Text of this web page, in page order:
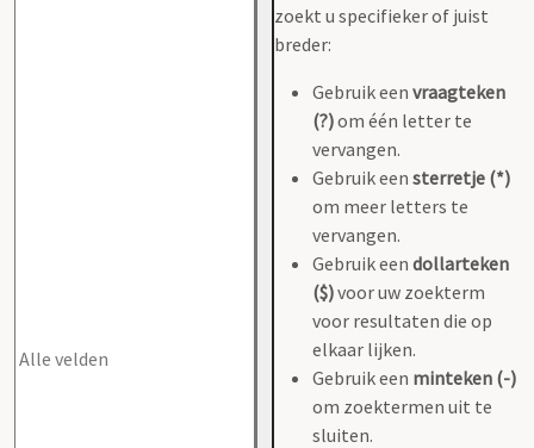
zoekt u specifieker of juist
breder:
Gebruik een vraagteken
(?)om één letter te
vervangen.
Gebruik een sterretje (*)
om meer letters te
vervangen.
Gebruik een dollarteken
($)voor uw zoekterm
voor resultaten die op
elkaar lijken.
Gebruik een minteken (-)
om zoektermen uit te
sluiten.